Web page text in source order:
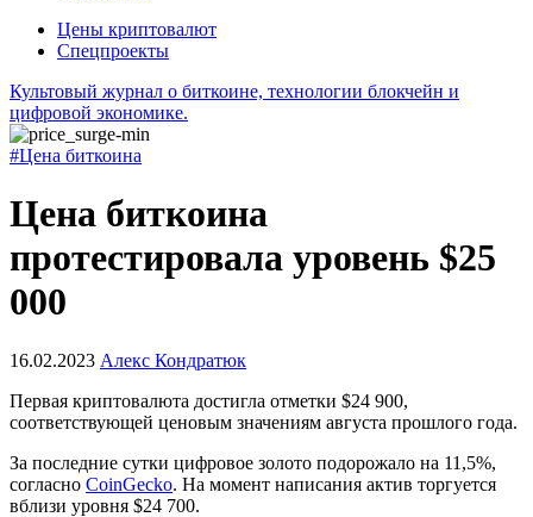
Цены криптовалют
Спецпроекты
Культовый журнал о биткоине, технологии блокчейн и
цифровой экономике.
#Цена биткоина
Цена биткоина
протестировала уровень $25
000
16.02.2023 Алекс Кондратюк
Первая криптовалюта достигла отметки $24 900,
соответствующей ценовым значениям августа прошлого года.
За последние сутки цифровое золото подорожало на 11,5%,
согласно CoinGecko. На момент написания актив торгуется
вблизи уровня $24 700.